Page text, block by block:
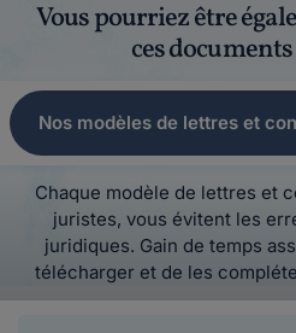
Vous pourriez être
ces
Nos modèles de lettres et
Chaque modèle de lettres et
juristes, vous évitent les
juridiques. Gain de temps
télécharger et de les